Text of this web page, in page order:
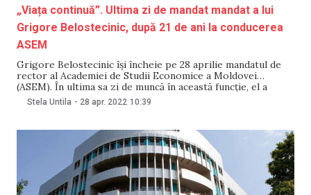
„Viața continuă”. Ultima zi de mandat mandat a lui
Grigore Belostecinic, după 21 de ani la conducerea
ASEM
Grigore Belostecinic își încheie pe 28 aprilie mandatul de
rector al Academiei de Studii Economice a Moldovei
(ASEM). În ultima sa zi de muncă în această funcție, el a
publicat un bilanț al realizărilor din ultimii 21 ani, dar și
câteva fotografii. Adresarea lui Grigore Belostecinic: „Am
Stela Untila - 28 apr. 2022 10:39